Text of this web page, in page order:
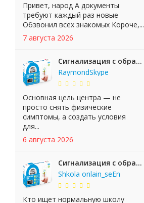
Привет, народ А документы
требуют каждый раз новые
Обзвонил всех знакомых Короче,...
7 августа 2026
Сигнализация с обратной связью StarLine E65 BT 2CAN+LIN
RaymondSkype
Основная цель центра — не
просто снять физические
симптомы, а создать условия
для...
6 августа 2026
Сигнализация с обратной связью StarLine E65 BT 2CAN+LIN
Shkola onlain_seEn
Кто ищет нормальную школу